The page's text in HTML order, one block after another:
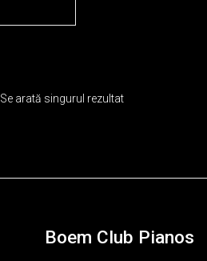
Se arată singurul rezultat
Boem Club Pianos